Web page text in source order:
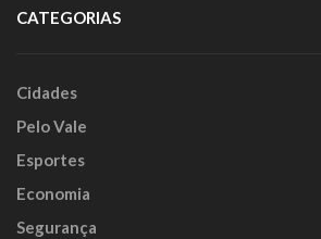
CATEGORIAS
Cidades
Pelo Vale
Esportes
Economia
Segurança